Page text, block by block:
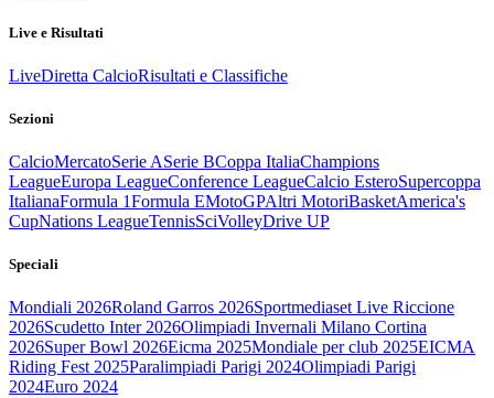
Live e Risultati
LiveDiretta CalcioRisultati e Classifiche
Sezioni
CalcioMercatoSerie ASerie BCoppa ItaliaChampions
LeagueEuropa LeagueConference LeagueCalcio EsteroSupercoppa
ItalianaFormula 1Formula EMotoGPAltri MotoriBasketAmerica's
CupNations LeagueTennisSciVolleyDrive UP
Speciali
Mondiali 2026Roland Garros 2026Sportmediaset Live Riccione
2026Scudetto Inter 2026Olimpiadi Invernali Milano Cortina
2026Super Bowl 2026Eicma 2025Mondiale per club 2025EICMA
Riding Fest 2025Paralimpiadi Parigi 2024Olimpiadi Parigi
2024Euro 2024